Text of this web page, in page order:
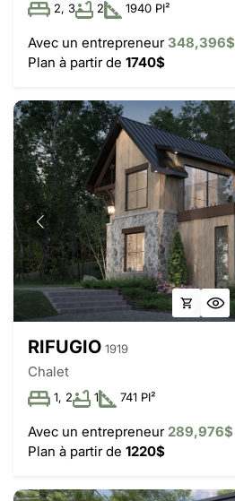
2, 3 2 1940 PI²
Avec un entrepreneur348,396$
Plan à partir de 1740$
RIFUGIO 1919
Chalet
1, 2 1 741 PI²
Avec un entrepreneur 289,976$
Plan à partir de 1220$